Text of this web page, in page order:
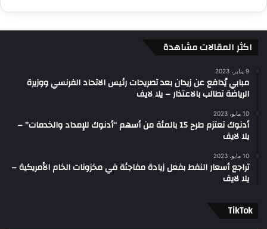
اكثر المقالات مشاهدة
9 يناير، 2023
مبابي يُدافع عن زيدان بعد تصريحات رئيس الاتحاد الفرنسي ووزيرة
الرياضة تطالب بالاعتذار – يلا لايف
10 مايو، 2023
أدنوك تعتزم طرح 15 بالمئة من أسهم “أدنوك للإمداد والخدمات” –
يلا لايف
10 مايو، 2023
تراجع أسعار النفط بفعل زيادة مفاجئة في مخزونات الخام الأمريكية –
يلا لايف
‫TikTok